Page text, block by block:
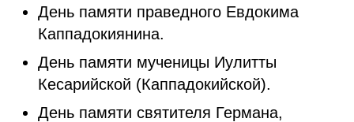
День памяти праведного Евдокима
Каппадокиянина.
День памяти мученицы Иулитты
Кесарийской (Каппадокийской).
День памяти святителя Германа,